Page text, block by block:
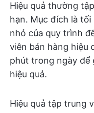
Hiệu quả thường
hạn. Mục đích là
nhỏ của quy trình
viên bán hàng hiệu
phút trong ngày để
hiệu quả.
Hiệu quả tập trung